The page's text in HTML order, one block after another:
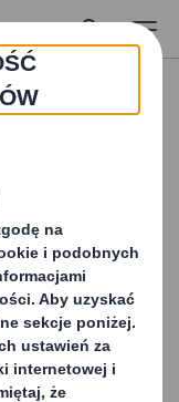
wpływ na
rośnie
swój wpływ na
poprawiać